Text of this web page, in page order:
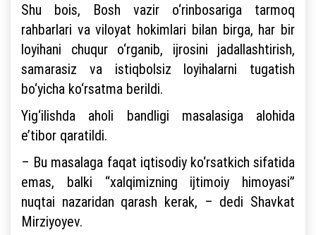
Shu bois, Bosh vazir o‘rinbosariga tarmoq
rahbarlari va viloyat hokimlari bilan birga, har bir
loyihani chuqur o‘rganib, ijrosini jadallashtirish,
samarasiz va istiqbolsiz loyihalarni tugatish
bo‘yicha ko‘rsatma berildi.
Yig‘ilishda aholi bandligi masalasiga alohida
e’tibor qaratildi.
– Bu masalaga faqat iqtisodiy ko‘rsatkich sifatida
emas, balki “xalqimizning ijtimoiy himoyasi”
nuqtai nazaridan qarash kerak, – dedi Shavkat
Mirziyoyev.